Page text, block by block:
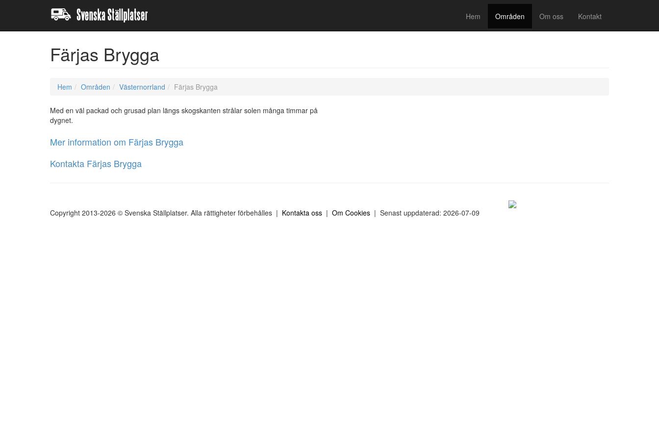
Hem Områden Om oss Kontakt
Färjas Brygga
Hem Områden Västernorrland Färjas Brygga
Med en väl packad och grusad plan längs skogskanten strålar solen många timmar på
dygnet.
Mer information om Färjas Brygga
Kontakta Färjas Brygga
Copyright 2013-2026 © Svenska Ställplatser. Alla rättigheter förbehålles | Kontakta oss | Om Cookies | Senast uppdaterad: 2026-07-09